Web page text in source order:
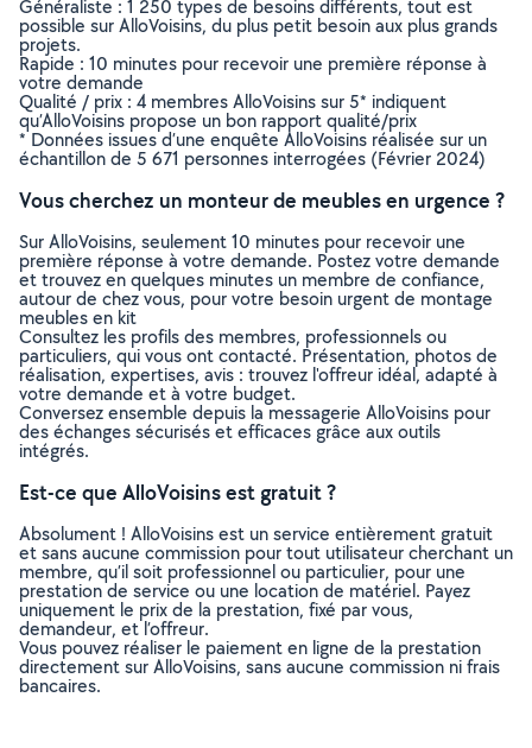
Généraliste : 1 250 types de besoins différents, tout est
possible sur AlloVoisins, du plus petit besoin aux plus grands
projets.
Rapide : 10 minutes pour recevoir une première réponse à
votre demande
Qualité / prix : 4 membres AlloVoisins sur 5* indiquent
qu’AlloVoisins propose un bon rapport qualité/prix
* Données issues d’une enquête AlloVoisins réalisée sur un
échantillon de 5 671 personnes interrogées (Février 2024)
Vous cherchez un monteur de meubles en urgence ?
Sur AlloVoisins, seulement 10 minutes pour recevoir une
première réponse à votre demande. Postez votre demande
et trouvez en quelques minutes un membre de confiance,
autour de chez vous, pour votre besoin urgent de montage
meubles en kit
Consultez les profils des membres, professionnels ou
particuliers, qui vous ont contacté. Présentation, photos de
réalisation, expertises, avis : trouvez l'offreur idéal, adapté à
votre demande et à votre budget.
Conversez ensemble depuis la messagerie AlloVoisins pour
des échanges sécurisés et efficaces grâce aux outils
intégrés.
Est-ce que AlloVoisins est gratuit ?
Absolument ! AlloVoisins est un service entièrement gratuit
et sans aucune commission pour tout utilisateur cherchant un
membre, qu’il soit professionnel ou particulier, pour une
prestation de service ou une location de matériel. Payez
uniquement le prix de la prestation, fixé par vous,
demandeur, et l’offreur.
Vous pouvez réaliser le paiement en ligne de la prestation
directement sur AlloVoisins, sans aucune commission ni frais
bancaires.